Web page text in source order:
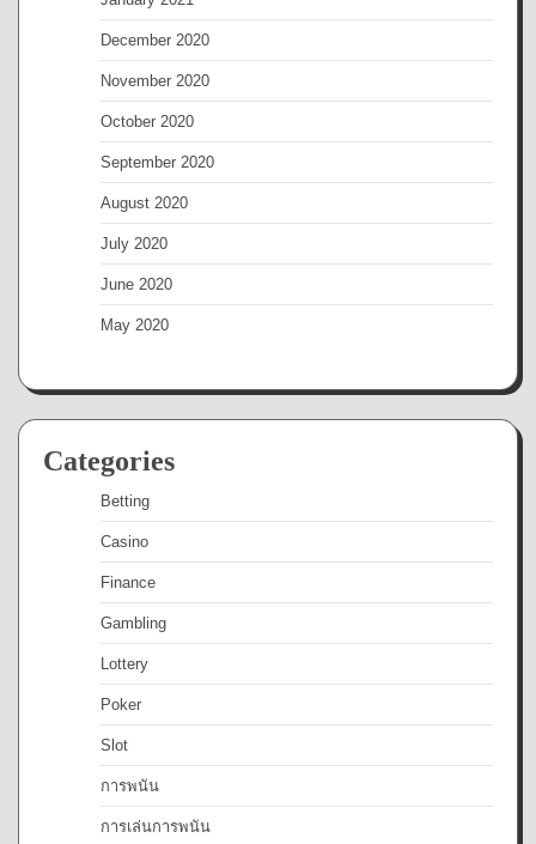
December 2020
November 2020
October 2020
September 2020
August 2020
July 2020
June 2020
May 2020
Categories
Betting
Casino
Finance
Gambling
Lottery
Poker
Slot
การพนัน
การเล่นการพนัน